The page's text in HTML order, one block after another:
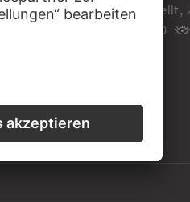
Ausgestellt,
Raum 20